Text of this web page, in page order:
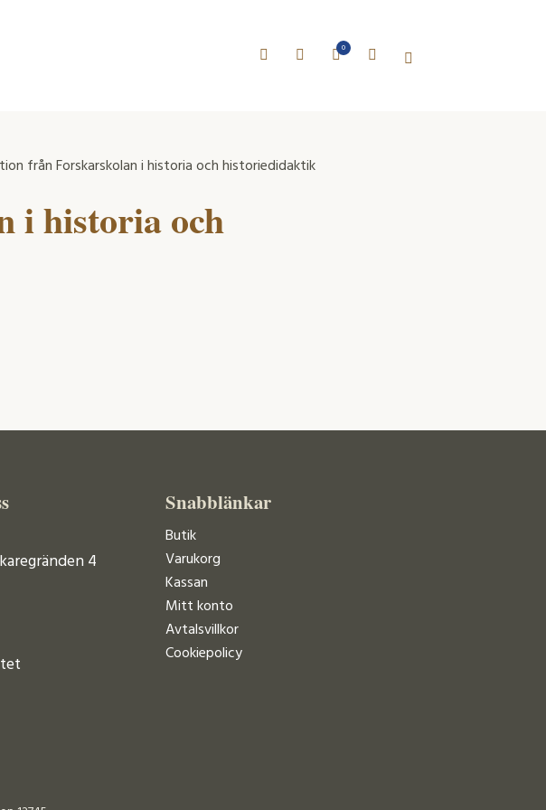
0
från Forskarskolan i historia och historiedidaktik
i historia och
4
Snabblänkar
Butik
Varukorg
Kassan
Mitt konto
Avtalsvillkor
Cookiepolicy